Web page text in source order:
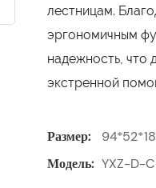
лестницам.
эргономичным
надежность, что
экстренной
Размер:
Модель: YXZ-D-